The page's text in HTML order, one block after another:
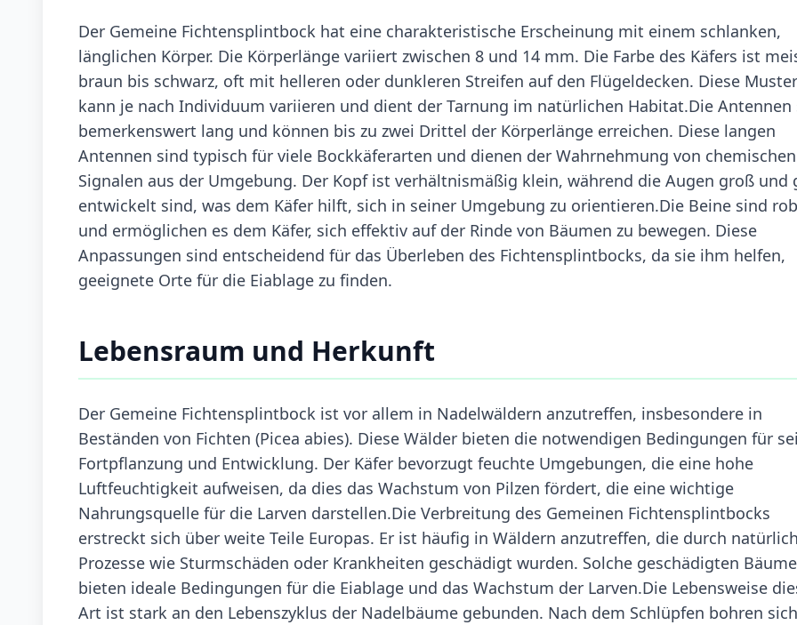
Der Gemeine Fichtensplintbock hat eine charakteristische Erscheinung mit einem schlanken,
länglichen Körper. Die Körperlänge variiert zwischen 8 und 14 mm. Die Farbe des Käfers ist
braun bis schwarz, oft mit helleren oder dunkleren Streifen auf den Flügeldecken. Diese
kann je nach Individuum variieren und dient der Tarnung im natürlichen Habitat.Die Antennen
bemerkenswert lang und können bis zu zwei Drittel der Körperlänge erreichen. Diese langen
Antennen sind typisch für viele Bockkäferarten und dienen der Wahrnehmung von chemischen
Signalen aus der Umgebung. Der Kopf ist verhältnismäßig klein, während die Augen groß und
entwickelt sind, was dem Käfer hilft, sich in seiner Umgebung zu orientieren.Die Beine sind
und ermöglichen es dem Käfer, sich effektiv auf der Rinde von Bäumen zu bewegen. Diese
Anpassungen sind entscheidend für das Überleben des Fichtensplintbocks, da sie ihm helfen,
geeignete Orte für die Eiablage zu finden.
Lebensraum und Herkunft
Der Gemeine Fichtensplintbock ist vor allem in Nadelwäldern anzutreffen, insbesondere in
Beständen von Fichten (Picea abies). Diese Wälder bieten die notwendigen Bedingungen für
Fortpflanzung und Entwicklung. Der Käfer bevorzugt feuchte Umgebungen, die eine hohe
Luftfeuchtigkeit aufweisen, da dies das Wachstum von Pilzen fördert, die eine wichtige
Nahrungsquelle für die Larven darstellen.Die Verbreitung des Gemeinen Fichtensplintbocks
erstreckt sich über weite Teile Europas. Er ist häufig in Wäldern anzutreffen, die durch
Prozesse wie Sturmschäden oder Krankheiten geschädigt wurden. Solche geschädigten Bäume
bieten ideale Bedingungen für die Eiablage und das Wachstum der Larven.Die Lebensweise
Art ist stark an den Lebenszyklus der Nadelbäume gebunden. Nach dem Schlüpfen bohren